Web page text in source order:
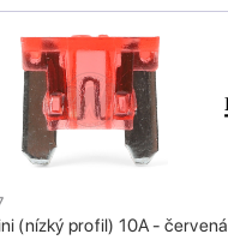
(nízký profil) 10A - červená